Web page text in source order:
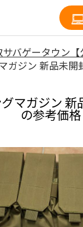
バゲータウン【
ガジン 新品未開
マガジン 新
の参考価格